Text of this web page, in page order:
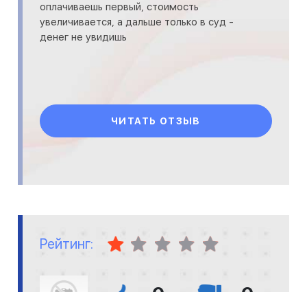
оплачиваешь первый, стоимость
увеличивается, а дальше только в суд -
денег не увидишь
ЧИТАТЬ ОТЗЫВ
Рейтинг: